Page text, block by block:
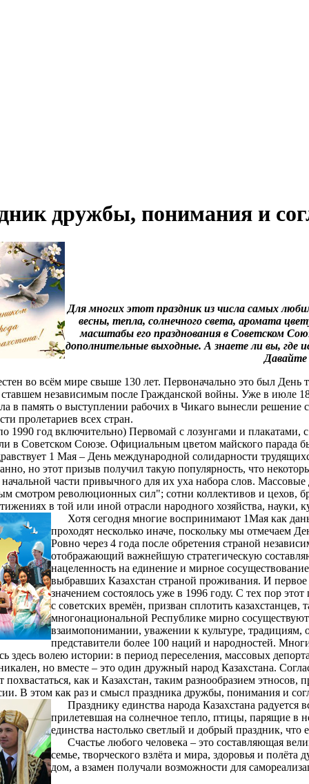
дружбы, понимания и
Для многих этот праздник из числа самых
весны, тепла, солнечного света, аромата
масштабы его празднования в Советском
дополнительные выходные. А знаете ли вы, где
Давайте
во всём мире свыше 130 лет. Первоначально это был День
независимым после Гражданской войны. Уже в июле
в память о выступлении рабочих в Чикаго вынесли решение
пролетариев всех стран.
год включительно) Первомай с лозунгами и плакатами,
в Советском Союзе. Официальным цветом майского парада
1 Мая – День международной солидарности
но этот призыв получил такую популярность, что
части привычного для их уха набора слов.
смотром революционных сил"; сотни коллективов и цехов,
в той или иной отрасли народного хозяйства, науки,
Хотя сегодня многие воспринимают 1Мая как
проходят несколько иначе, поскольку мы отмечаем
Ровно через 4 года после обретения страной
отображающий важнейшую стратегическую
нацеленность на единение и мирное
выбравших Казахстан страной проживания. И
значением состоялось уже в 1996 году. С тех пор этот
с советских времён, призван сплотить казахстанцев,
многонациональной Республике мирно сосуществуют
взаимопонимании, уважении к культуре, традициям,
представители более 100 наций и народностей.
здесь волею истории: в период переселения, массовых
но вместе – это один дружный народ Казахстана.
похвастаться, как и Казахстан, таким разнообразием
В этом как раз и смысл праздника дружбы, понимания и
Празднику единства народа Казахстана радуется
прилетевшая на солнечное тепло, птицы, парящие в
единства настолько светлый и добрый праздник,
Счастье любого человека – это составляющая
семье, творческого взлёта и мира, здоровья и
дом, а взамен получали возможности для